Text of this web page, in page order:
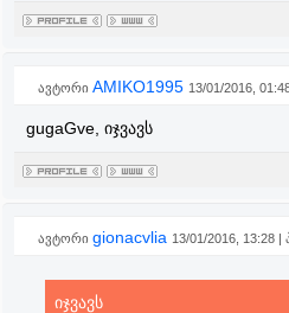
ავტორი AMIKO1995 13/01/2016,
gugaGve, იჯვავს
ავტორი gionacvlia 13/01/2016, 13:28 |
იჯვავს